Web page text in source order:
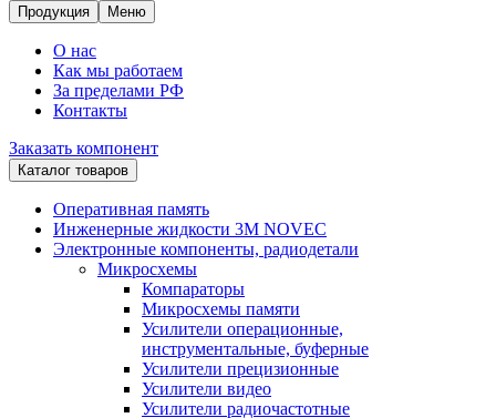
Продукция Меню
О нас
Как мы работаем
За пределами РФ
Контакты
Заказать компонент
Каталог товаров
Оперативная память
Инженерные жидкости 3M NOVEC
Электронные компоненты, радиодетали
Микросхемы
Компараторы
Микросхемы памяти
Усилители операционные,
инструментальные, буферные
Усилители прецизионные
Усилители видео
Усилители радиочастотные